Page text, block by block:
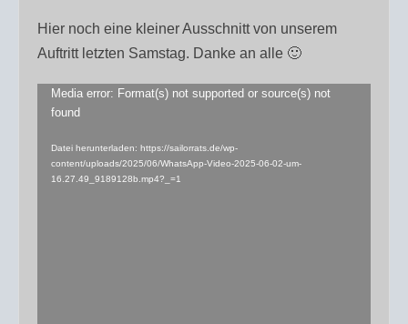
Hier noch eine kleiner Ausschnitt von unserem
Auftritt letzten Samstag. Danke an alle 🙂
Video-
Player
Media error: Format(s) not supported or source(s) not
found
Datei herunterladen: https://sailorrats.de/wp-
content/uploads/2025/06/WhatsApp-Video-2025-06-02-um-
16.27.49_9189128b.mp4?_=1